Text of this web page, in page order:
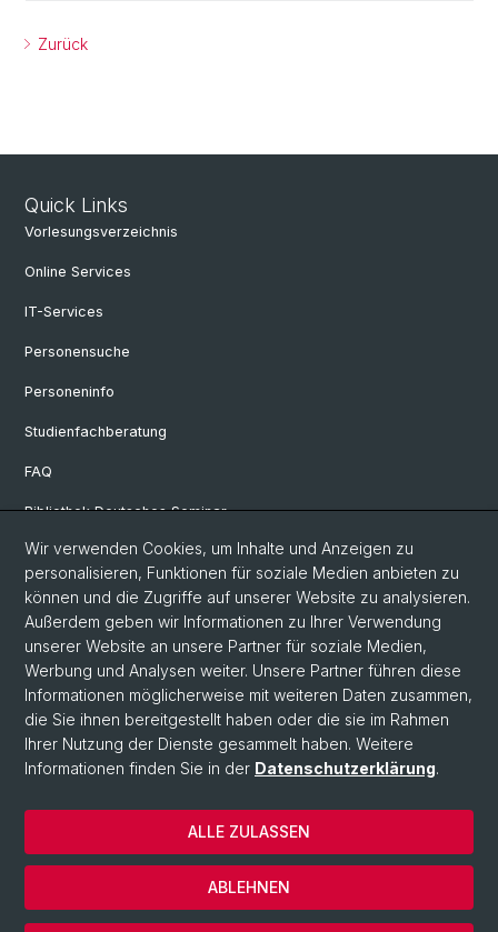
Zurück
Quick Links
Vorlesungsverzeichnis
Online Services
IT-Services
Personensuche
Personeninfo
Studienfachberatung
FAQ
Bibliothek Deutsches Seminar
Neuere deutsche Literaturwissenschaft
Germanistische Mediävistik
Deutsche Sprachwissenschaft
© Universität Basel
Philosophisch-Historische Fakultät
Sprach- und Literaturwissenschaften
Home
Datenschutzerklärung
Wir verwenden Cookies, um Inhalte und Anzeigen zu
personalisieren, Funktionen für soziale Medien anbieten zu
können und die Zugriffe auf unserer Website zu analysieren.
Außerdem geben wir Informationen zu Ihrer Verwendung
unserer Website an unsere Partner für soziale Medien,
Werbung und Analysen weiter. Unsere Partner führen diese
Informationen möglicherweise mit weiteren Daten zusammen,
die Sie ihnen bereitgestellt haben oder die sie im Rahmen
Ihrer Nutzung der Dienste gesammelt haben. Weitere
Informationen finden Sie in der Datenschutzerklärung.
ABLEHNEN
ALLE ZULASSEN